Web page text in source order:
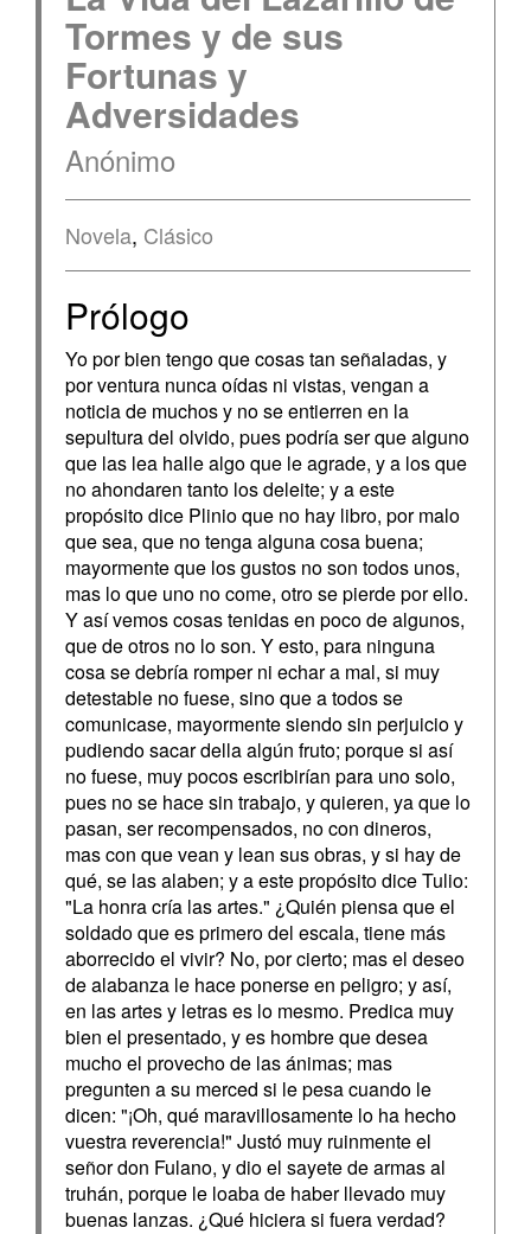
Tormes y de sus
Fortunas y
Adversidades
Anónimo
Novela, Clásico
Prólogo
Yo por bien tengo que cosas tan señaladas, y
por ventura nunca oídas ni vistas, vengan a
noticia de muchos y no se entierren en la
sepultura del olvido, pues podría ser que alguno
que las lea halle algo que le agrade, y a los que
no ahondaren tanto los deleite; y a este
propósito dice Plinio que no hay libro, por malo
que sea, que no tenga alguna cosa buena;
mayormente que los gustos no son todos unos,
mas lo que uno no come, otro se pierde por ello.
Y así vemos cosas tenidas en poco de algunos,
que de otros no lo son. Y esto, para ninguna
cosa se debría romper ni echar a mal, si muy
detestable no fuese, sino que a todos se
comunicase, mayormente siendo sin perjuicio y
pudiendo sacar della algún fruto; porque si así
no fuese, muy pocos escribirían para uno solo,
pues no se hace sin trabajo, y quieren, ya que lo
pasan, ser recompensados, no con dineros,
mas con que vean y lean sus obras, y si hay de
qué, se las alaben; y a este propósito dice Tulio:
"La honra cría las artes." ¿Quién piensa que el
soldado que es primero del escala, tiene más
aborrecido el vivir? No, por cierto; mas el deseo
de alabanza le hace ponerse en peligro; y así,
en las artes y letras es lo mesmo. Predica muy
bien el presentado, y es hombre que desea
mucho el provecho de las ánimas; mas
pregunten a su merced si le pesa cuando le
dicen: "¡Oh, qué maravillosamente lo ha hecho
vuestra reverencia!" Justó muy ruinmente el
señor don Fulano, y dio el sayete de armas al
truhán, porque le loaba de haber llevado muy
buenas lanzas. ¿Qué hiciera si fuera verdad?